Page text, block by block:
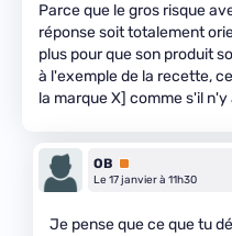
Parce que le gros risque
réponse soit totalement
plus pour que son produit
à l'exemple de la recette,
la marque X] comme s'il
OB Premium
Le 17 janvier à 11h30
Je pense que ce que tu